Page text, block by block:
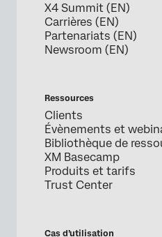
X4 Summit (EN)
Carrières (EN)
Partenariats (EN)
Newsroom (EN)
Ressources
Clients
Évènements et
Bibliothèque de
XM Basecamp
Produits et tarifs
Trust Center
Cas d’utilisation